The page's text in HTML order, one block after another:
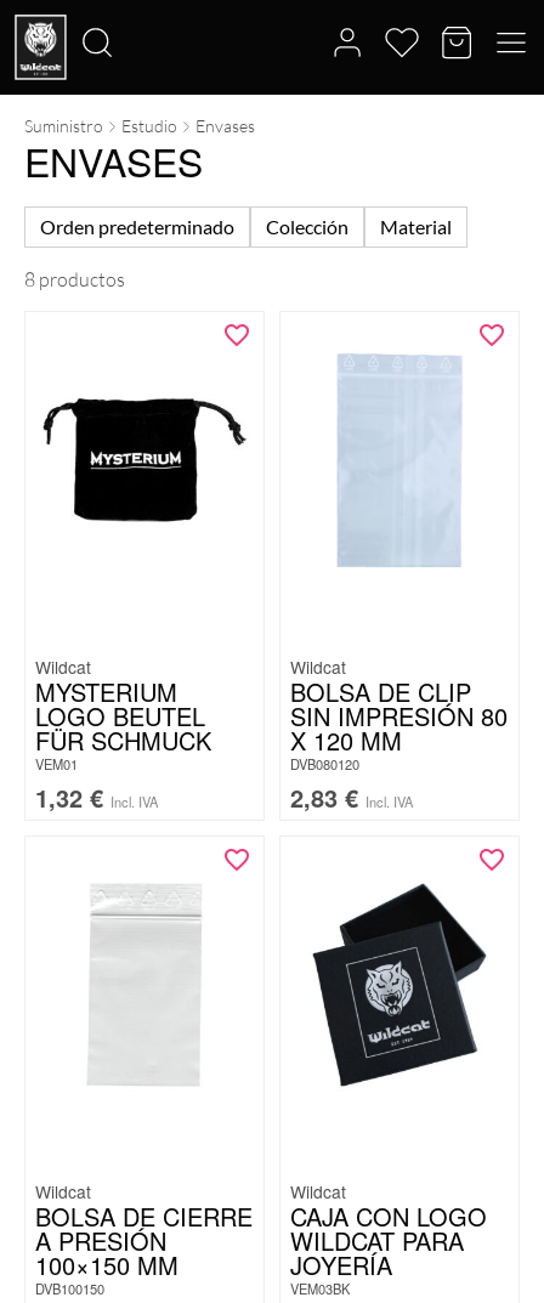
Buscar
por:
Suministro Estudio Envases
ENVASES
Orden predeterminado Colección Material
8 productos
Wildcat
MYSTERIUM
LOGO BEUTEL
FÜR SCHMUCK
VEM01
1,32 € Incl. IVA
Wildcat
BOLSA DE CLIP
SIN IMPRESIÓN 80
X 120 MM
DVB080120
2,83 € Incl. IVA
Wildcat
BOLSA DE CIERRE
A PRESIÓN
100×150 MM
DVB100150
Wildcat
CAJA CON LOGO
WILDCAT PARA
JOYERÍA
VEM03BK